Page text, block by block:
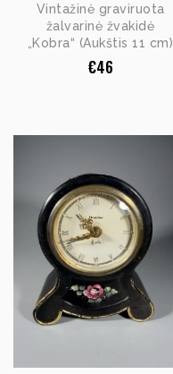
Vintažinė graviruota
žalvarinė žvakidė
„Kobra“ (Aukštis 11 cm)
€46